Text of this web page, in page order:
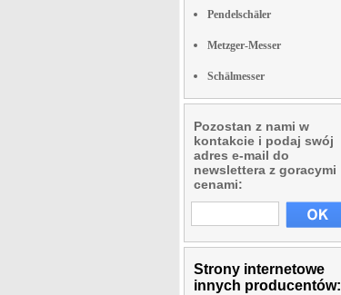
Pendelschäler
Metzger-Messer
Schälmesser
Pozostan z nami w
kontakcie i podaj swój
adres e-mail do
newslettera z goracymi
cenami:
Strony internetowe
innych producentów: